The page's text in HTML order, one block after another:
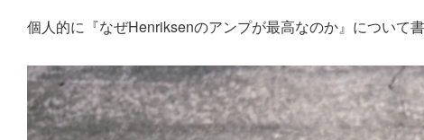
個人的に『なぜHenriksenのアンプが最高なのか』について